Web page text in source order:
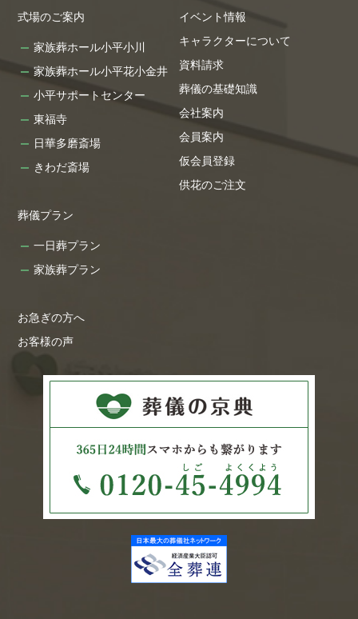
式場のご案内
家族葬ホール小平小川
家族葬ホール小平花小金井
小平サポートセンター
東福寺
日華多磨斎場
きわだ斎場
葬儀プラン
一日葬プラン
家族葬プラン
お急ぎの方へ
お客様の声
イベント情報
キャラクターについて
資料請求
葬儀の基礎知識
会社案内
会員案内
仮会員登録
供花のご注文